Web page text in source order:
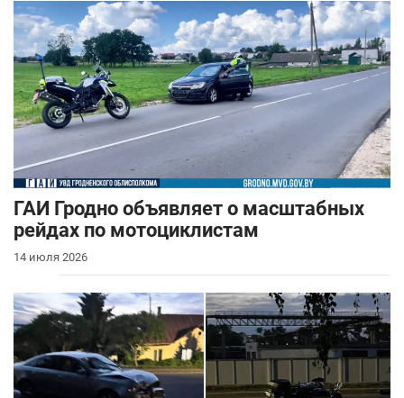
ГАИ Гродно объявляет о масштабных
рейдах по мотоциклистам
14 июля 2026